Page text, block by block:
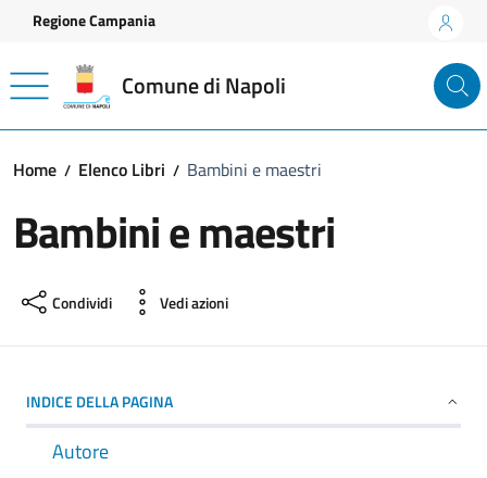
Vai ai contenuti
Vai al footer
Regione Campania
Comune di Napoli
Home Elenco Libri Bambini e maestri
Bambini e maestri
Condividi Vedi azioni
INDICE DELLA PAGINA
Autore